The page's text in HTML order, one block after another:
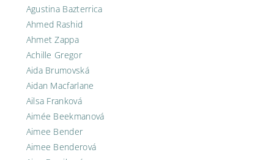
Agustina Bazterrica
Ahmed Rashid
Ahmet Zappa
Achille Gregor
Aida Brumovská
Aidan Macfarlane
Ailsa Franková
Aimée Beekmanová
Aimee Bender
Aimee Benderová